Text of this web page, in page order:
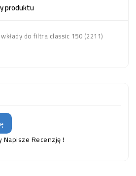
produktu
do filtra classic 150 (2211)
Recenzję !